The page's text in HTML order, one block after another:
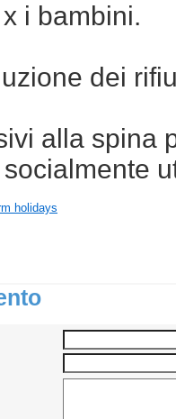
i bambini.
dei
alla spina
holidays